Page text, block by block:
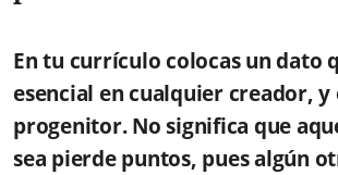
En tu currículo colocas un dato
esencial en cualquier creador, y
progenitor. No significa que
sea pierde puntos, pues algún